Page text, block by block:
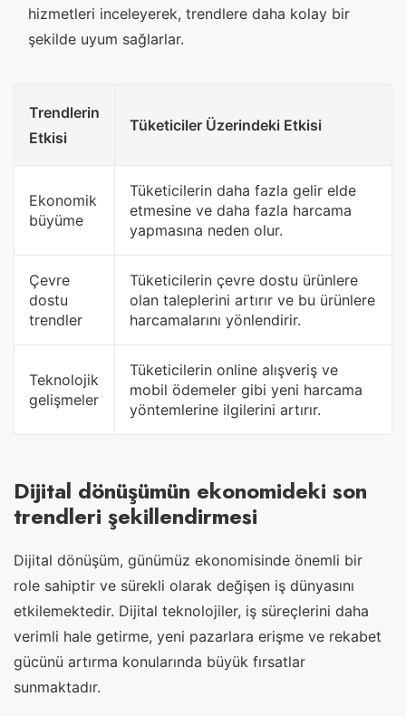
hizmetleri inceleyerek, trendlere daha kolay bir
şekilde uyum sağlarlar.
Trendlerin
Etkisi
Tüketiciler Üzerindeki Etkisi
Ekonomik
büyüme
Tüketicilerin daha fazla gelir elde
etmesine ve daha fazla harcama
yapmasına neden olur.
Çevre
dostu
trendler
Tüketicilerin çevre dostu ürünlere
olan taleplerini artırır ve bu ürünlere
harcamalarını yönlendirir.
Teknolojik
gelişmeler
Tüketicilerin online alışveriş ve
mobil ödemeler gibi yeni harcama
yöntemlerine ilgilerini artırır.
Dijital dönüşümün ekonomideki son
trendleri şekillendirmesi
Dijital dönüşüm, günümüz ekonomisinde önemli bir
role sahiptir ve sürekli olarak değişen iş dünyasını
etkilemektedir. Dijital teknolojiler, iş süreçlerini daha
verimli hale getirme, yeni pazarlara erişme ve rekabet
gücünü artırma konularında büyük fırsatlar
sunmaktadır.